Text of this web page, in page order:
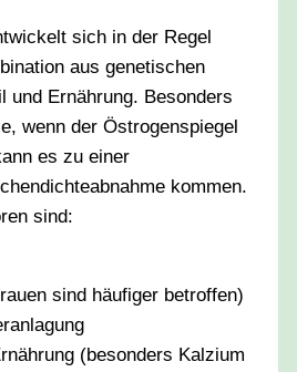
sich in der Regel
aus genetischen
und Ernährung. Besonders
wenn der Östrogenspiegel
es zu einer
kommen.
sind:
sind häufiger betroffen)
(besonders Kalzium